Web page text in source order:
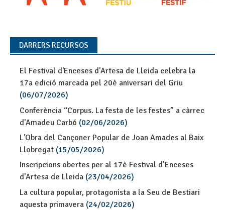
DARRERS RECURSOS
El Festival d'Enceses d'Artesa de Lleida celebra la
17a edició marcada pel 20è aniversari del Griu
(06/07/2026)
Conferència “Corpus. La festa de les festes” a càrrec
d'Amadeu Carbó (02/06/2026)
L'Obra del Cançoner Popular de Joan Amades al Baix
Llobregat (15/05/2026)
Inscripcions obertes per al 17è Festival d’Enceses
d’Artesa de Lleida (23/04/2026)
La cultura popular, protagonista a la Seu de Bestiari
aquesta primavera (24/02/2026)